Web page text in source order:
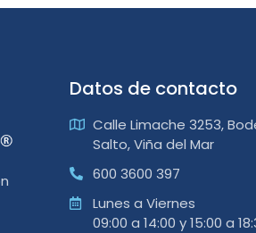
Datos de contacto
Calle Limache 3253,
Salto, Viña del Mar
600 3600 397
Lunes a Viernes
09:00 a 14:00 y 15:00 a